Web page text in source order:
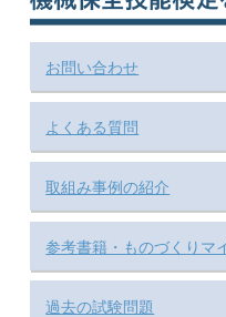
お問い合わせ
よくある質問
取組み事例の紹介
参考書籍・ものづくりマ
過去の試験問題